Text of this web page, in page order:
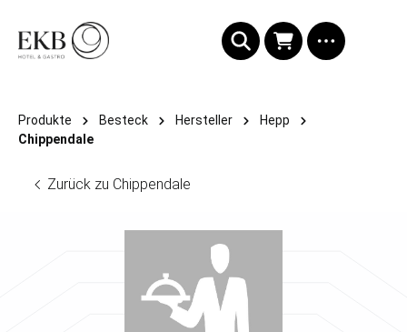
Produkte Besteck Hersteller
Hepp
Chippendale
Zurück zu Chippendale